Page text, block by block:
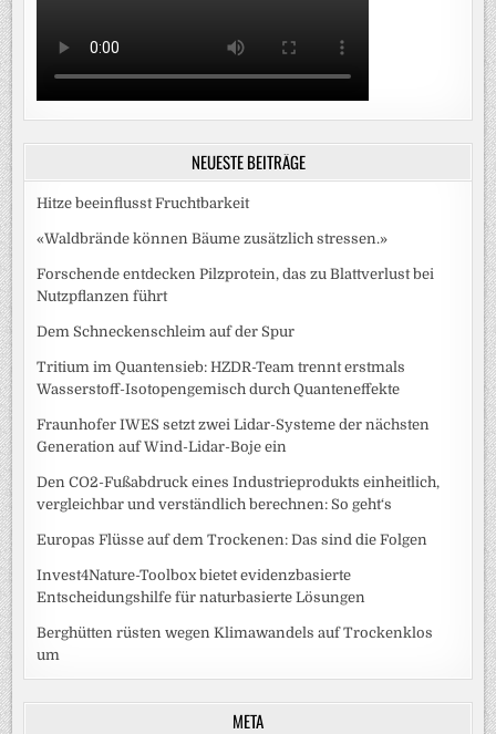
NEUESTE BEITRÄGE
Hitze beeinflusst Fruchtbarkeit
«Waldbrände können Bäume zusätzlich stressen.»
Forschende entdecken Pilzprotein, das zu Blattverlust bei
Nutzpflanzen führt
Dem Schneckenschleim auf der Spur
Tritium im Quantensieb: HZDR-Team trennt erstmals
Wasserstoff-Isotopengemisch durch Quanteneffekte
Fraunhofer IWES setzt zwei Lidar-Systeme der nächsten
Generation auf Wind-Lidar-Boje ein
Den CO2-Fußabdruck eines Industrieprodukts einheitlich,
vergleichbar und verständlich berechnen: So geht‘s
Europas Flüsse auf dem Trockenen: Das sind die Folgen
Invest4Nature-Toolbox bietet evidenzbasierte
Entscheidungshilfe für naturbasierte Lösungen
Berghütten rüsten wegen Klimawandels auf Trockenklos
um
META